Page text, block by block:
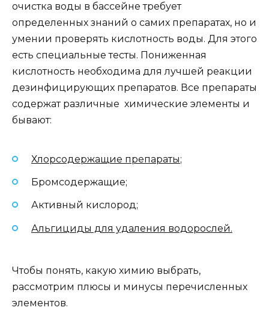
очистка воды в бассейне требует
определенных знаний о самих препаратах, но и
умении проверять кислотность воды. Для этого
есть специальные тесты. Пониженная
кислотность необходима для лучшей реакции
дезинфицирующих препаратов. Все препараты
содержат различные химические элементы и
бывают:
Хлорсодержащие препараты;
Бромсодержащие;
Активный кислород;
Альгициды для удаления водорослей.
Чтобы понять, какую химию выбрать,
рассмотрим плюсы и минусы перечисленных
элементов.